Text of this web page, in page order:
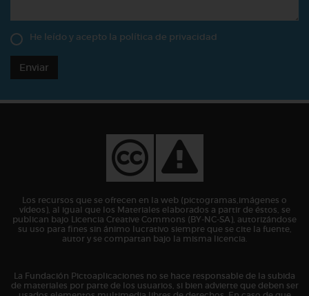
He leído y acepto la política de privacidad
Enviar
Los recursos que se ofrecen en la web (pictogramas,imágenes o
vídeos), al igual que los Materiales elaborados a partir de éstos, se
publican bajo Licencia Creative Commons (BY-NC-SA), autorizándose
su uso para fines sin ánimo lucrativo siempre que se cite la fuente,
autor y se compartan bajo la misma licencia.
La Fundación Pictoaplicaciones no se hace responsable de la subida
de materiales por parte de los usuarios, si bien advierte que deben ser